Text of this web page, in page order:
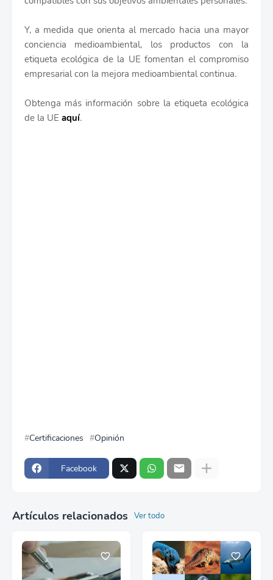
Y, a medida que orienta al mercado hacia una mayor
conciencia medioambiental, los productos con la
etiqueta ecológica de la UE fomentan el compromiso
empresarial con la mejora medioambiental continua.
Obtenga más información sobre la etiqueta ecológica
de la UE aquí.
Certificaciones Opinión
Facebook
Artículos relacionados Ver todo